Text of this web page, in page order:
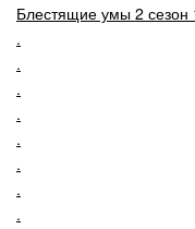
Блестящие умы 2 сезон
.
.
.
.
.
.
.
.